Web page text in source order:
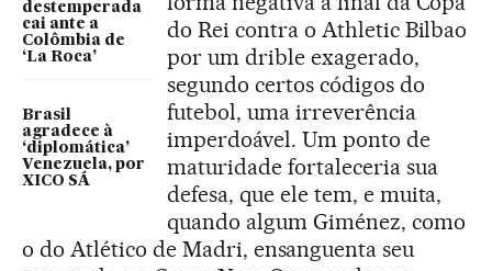
destemperada
cai ante a
Colômbia de
‘La Roca’
Brasil
agradece à
‘diplomática’
Venezuela, por
XICO SÁ
do Rei contra o Athletic Bilbao
por um drible exagerado,
segundo certos códigos do
futebol, uma irreverência
imperdoável. Um ponto de
maturidade fortaleceria sua
defesa, que ele tem, e muita,
quando algum Giménez, como
o do Atlético de Madri, ensanguenta seu